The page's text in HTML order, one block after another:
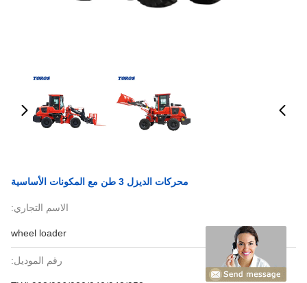
محركات الديزل 3 طن مع المكونات الأساسية
الاسم التجاري:
wheel loader
رقم الموديل: